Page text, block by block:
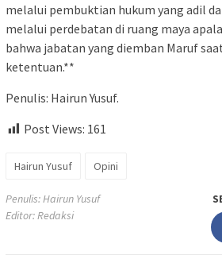
melalui pembuktian hukum yang adil
melalui perdebatan di ruang maya
bahwa jabatan yang diemban Maruf
ketentuan.**
Penulis: Hairun Yusuf.
Post Views: 161
Hairun Yusuf Opini
Penulis: Hairun Yusuf
Editor: Redaksi